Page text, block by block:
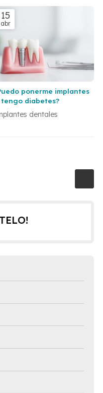
15
abr
ponerme implantes
tengo diabetes?
dentales